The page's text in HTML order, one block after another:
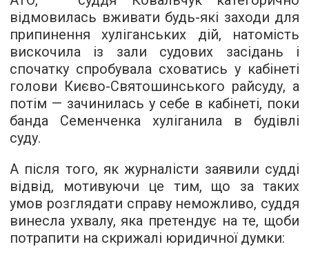
відмовилась вживати будь-які заходи для
припинення хуліганських дій, натомість
вискочила із зали судових засідань і
спочатку спробувала сховатись у кабінеті
голови Києво-Святошинського райсуду, а
потім — зачинилась у себе в кабінеті, поки
банда Семенченка хуліганила в будівлі
суду.
А після того, як журналісти заявили судді
відвід, мотивуючи це тим, що за таких
умов розглядати справу неможливо, суддя
винесла ухвалу, яка претендує на те, щоби
потрапити на скрижалі юридичної думки: